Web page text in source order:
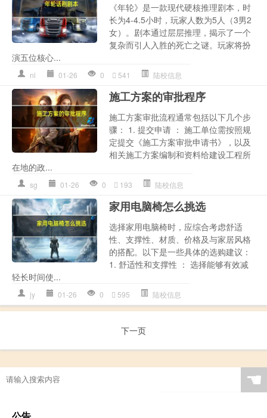
《年轮》是一款现代硬核推理剧本，时
长为4-4.5小时，玩家人数为5人（3男2
女）。剧本通过层层推理，揭示了一个
复杂而引人入胜的死亡之谜。玩家将扮
演五位核心...
nl 01-26 0 541 陆校信息
施工方案的审批程序
施工方案审批流程通常包括以下几个步
骤： 1. 提交申请 ： 施工单位需按照规
定提交《施工方案审批申请书》，以及
相关施工方案编制和资料给建设工程所
在地的政...
sg 01-26 0 193 陆校信息
家用电脑椅怎么挑选
选择家用电脑椅时，应综合考虑舒适
性、支撑性、材质、价格及与家居风格
的搭配。以下是一些具体的选购建议：
1. 舒适性和支撑性 ： 选择能够有效减
轻长时间使...
jy 01-26 0 595 陆校信息
下一页
☚